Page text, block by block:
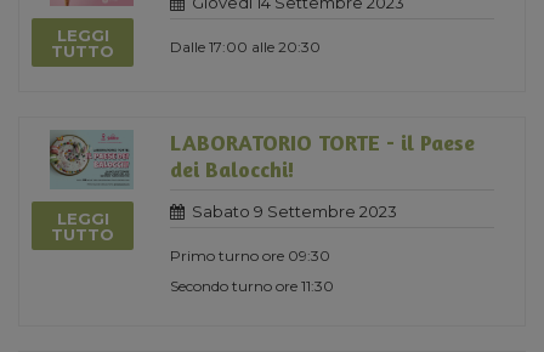
LEGGI
TUTTO
Dalle 17:00 alle 20:30
LEGGI
TUTTO
LABORATORIO TORTE - il Paese
dei Balocchi!
Sabato 9 Settembre 2023
Primo turno ore 09:30
Secondo turno ore 11:30